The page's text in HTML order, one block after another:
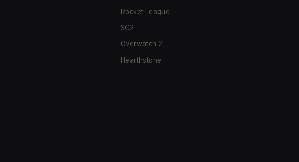
Rocket League
SC2
Overwatch 2
Hearthstone